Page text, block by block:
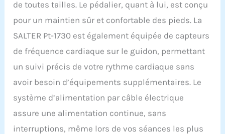
de toutes tailles. Le pédalier, quant à lui, est conçu
pour un maintien sûr et confortable des pieds. La
SALTER Pt-1730 est également équipée de capteurs
de fréquence cardiaque sur le guidon, permettant
un suivi précis de votre rythme cardiaque sans
avoir besoin d’équipements supplémentaires. Le
système d’alimentation par câble électrique
assure une alimentation continue, sans
interruptions, même lors de vos séances les plus